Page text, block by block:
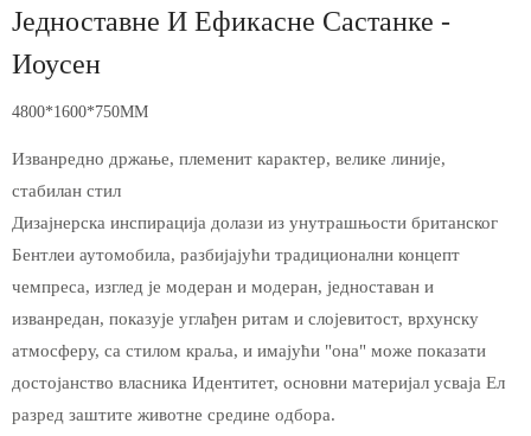
Једноставне И Ефикасне Састанке -
Иоусен
4800*1600*750MM
Изванредно држање, племенит карактер, велике линије,
стабилан стил
Дизајнерска инспирација долази из унутрашњости британског
Бентлеи аутомобила, разбијајући традиционални концепт
чемпреса, изглед је модеран и модеран, једноставан и
изванредан, показује углађен ритам и слојевитост, врхунску
атмосферу, са стилом краља, и имајући "она" може показати
достојанство власника Идентитет, основни материјал усваја Ел
разред заштите животне средине одбора.